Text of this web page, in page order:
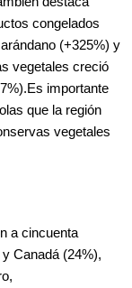
congelados
(+325%) y
vegetales creció
importante
que la región
vegetales
a cincuenta
Canadá (24%),